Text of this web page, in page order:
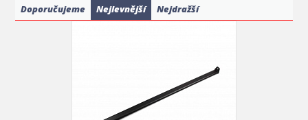
Doporučujeme Nejlevnější Nejdražší